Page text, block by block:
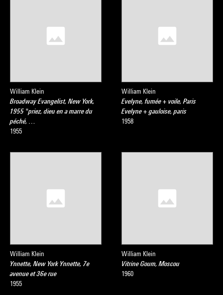
William Klein
Broadway Evangelist, New York,
1955 "priez, dieu en a marre du
péché, …
1955
William Klein
Evelyne, fumée + voile, Paris
Evelyne + gauloise, paris
1958
William Klein
Ynnette, New York Ynnette, 7e
avenue et 36e rue
1955
William Klein
Vitrine Goum, Moscou
1960